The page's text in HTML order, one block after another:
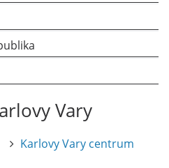
Vary
Karlovy Vary centrum